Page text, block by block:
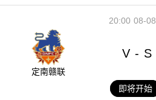
08-08
20:00
定南赣联
V - S
即将开始